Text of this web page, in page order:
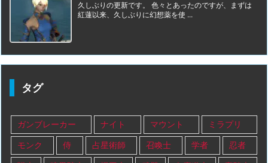
久しぶりの更新です。 色々とあったのですが、まずは
紅蓮以来、久しぶりに幻想薬を使 ...
タグ
ガンブレーカー ナイト マウント ミラプリ
モンク 侍 占星術師 召喚士 学者 忍者